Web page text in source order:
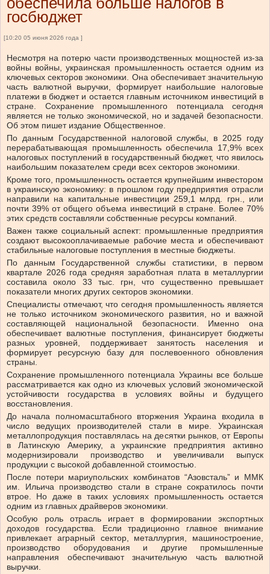
госбюджет
[10:20 05 июня 2026 года ]
Несмотря на потерю части производственных мощностей из-за
войны войны, украинская промышленность остается одним из
ключевых секторов экономики. Она обеспечивает значительную
часть валютной выручки, формирует наибольшие налоговые
платежи в бюджет и остается главным источником инвестиций в
стране. Сохранение промышленного потенциала сегодня
является не только экономической, но и задачей безопасности.
Об этом пишет издание Общественное.
По данным Государственной налоговой службы, в 2025 году
перерабатывающая промышленность обеспечила 17,9% всех
налоговых поступлений в государственный бюджет, что явилось
наибольшим показателем среди всех секторов экономики.
Кроме того, промышленность остается крупнейшим инвестором
в украинскую экономику: в прошлом году предприятия отрасли
направили на капитальные инвестиции 259,1 млрд. грн., или
почти 39% от общего объема инвестиций в стране. Более 70%
этих средств составляли собственные ресурсы компаний.
Важен также социальный аспект: промышленные предприятия
создают высокооплачиваемые рабочие места и обеспечивают
стабильные налоговые поступления в местные бюджеты.
По данным Государственной службы статистики, в первом
квартале 2026 года средняя заработная плата в металлургии
составила около 33 тыс. грн, что существенно превышает
показатели многих других секторов экономики.
Специалисты отмечают, что сегодня промышленность является
не только источником экономического развития, но и важной
составляющей национальной безопасности. Именно она
обеспечивает валютные поступления, финансирует бюджеты
разных уровней, поддерживает занятость населения и
формирует ресурсную базу для послевоенного обновления
страны.
Сохранение промышленного потенциала Украины все больше
рассматривается как одно из ключевых условий экономической
устойчивости государства в условиях войны и будущего
восстановления.
До начала полномасштабного вторжения Украина входила в
число ведущих производителей стали в мире. Украинская
металлопродукция поставлялась на десятки рынков, от Европы
в Латинскую Америку, а украинские предприятия активно
модернизировали производство и увеличивали выпуск
продукции с высокой добавленной стоимостью.
После потери мариупольских комбинатов “Азовсталь” и ММК
им. Ильича производство стали в стране сократилось почти
втрое. Но даже в таких условиях промышленность остается
одним из главных драйверов экономики.
Особую роль отрасль играет в формировании экспортных
доходов государства. Если традиционно главное внимание
привлекает аграрный сектор, металлургия, машиностроение,
производство оборудования и другие промышленные
направления обеспечивают значительную часть валютной
выручки.